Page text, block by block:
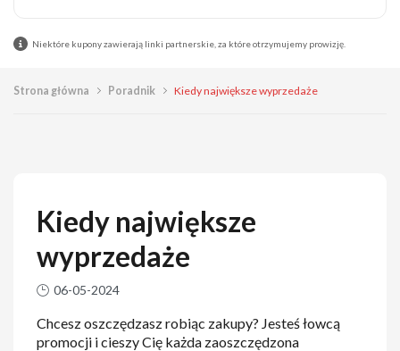
Niektóre kupony zawierają linki partnerskie, za które otrzymujemy prowizję.
Strona główna Poradnik Kiedy największe wyprzedaże
Kiedy największe
wyprzedaże
06-05-2024
Chcesz oszczędzasz robiąc zakupy? Jesteś łowcą
promocji i cieszy Cię każda zaoszczędzona